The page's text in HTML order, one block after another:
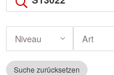
Niveau Art
Suche zurücksetzen